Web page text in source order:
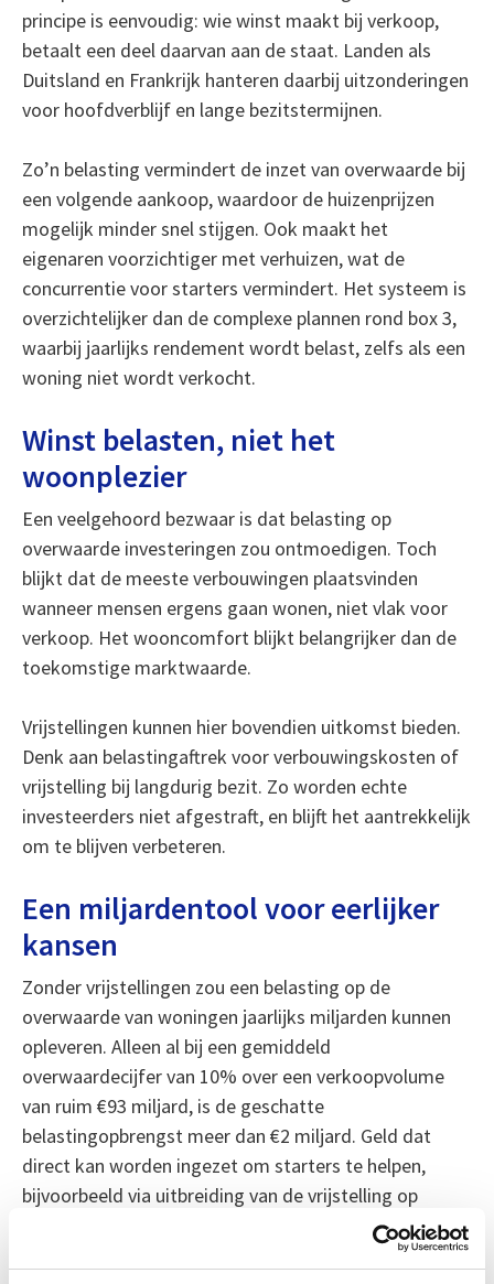
principe is eenvoudig: wie winst maakt bij verkoop,
betaalt een deel daarvan aan de staat. Landen als
Duitsland en Frankrijk hanteren daarbij uitzonderingen
voor hoofdverblijf en lange bezitstermijnen.
Zo’n belasting vermindert de inzet van overwaarde bij
een volgende aankoop, waardoor de huizenprijzen
mogelijk minder snel stijgen. Ook maakt het
eigenaren voorzichtiger met verhuizen, wat de
concurrentie voor starters vermindert. Het systeem is
overzichtelijker dan de complexe plannen rond box 3,
waarbij jaarlijks rendement wordt belast, zelfs als een
woning niet wordt verkocht.
Winst belasten, niet het
woonplezier
Een veelgehoord bezwaar is dat belasting op
overwaarde investeringen zou ontmoedigen. Toch
blijkt dat de meeste verbouwingen plaatsvinden
wanneer mensen ergens gaan wonen, niet vlak voor
verkoop. Het wooncomfort blijkt belangrijker dan de
toekomstige marktwaarde.
Vrijstellingen kunnen hier bovendien uitkomst bieden.
Denk aan belastingaftrek voor verbouwingskosten of
vrijstelling bij langdurig bezit. Zo worden echte
investeerders niet afgestraft, en blijft het aantrekkelijk
om te blijven verbeteren.
Een miljardentool voor eerlijker
kansen
Zonder vrijstellingen zou een belasting op de
overwaarde van woningen jaarlijks miljarden kunnen
opleveren. Alleen al bij een gemiddeld
overwaardecijfer van 10% over een verkoopvolume
van ruim €93 miljard, is de geschatte
belastingopbrengst meer dan €2 miljard. Geld dat
direct kan worden ingezet om starters te helpen,
bijvoorbeeld via uitbreiding van de vrijstelling op